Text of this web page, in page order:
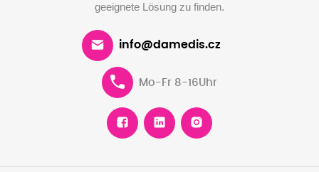
geeignete Lösung zu finden.
info@damedis.cz
Mo-Fr 8-16Uhr